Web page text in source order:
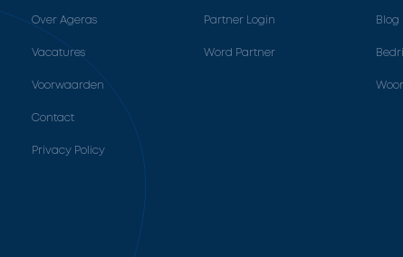
Over Ageras
Vacatures
Voorwaarden
Contact
Privacy Policy
Partner Login
Word Partner
Blog